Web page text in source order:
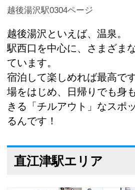
越後湯沢駅0304ページ
越後湯沢といえば、温泉。
駅西口を中心に、さまざま
ています。
宿泊して楽しめれば最高で
場をはじめ、日帰りでも身
きる「チルアウト」なスポ
るんです！
直江津駅エリア